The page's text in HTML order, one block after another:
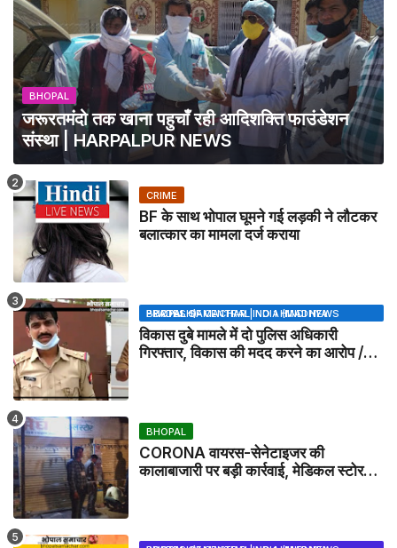
BHOPAL
जरूरतमंदो तक खाना पहुचाँ रही आदिशक्ति फाउंडेशन
संस्था | HARPALPUR NEWS
CRIME
BF के साथ भोपाल घूमने गई लड़की ने लौटकर
बलात्कार का मामला दर्ज कराया
BHOPAL SAMACHAR | NO 1 HINDI NEWS PORTAL OF CENTRAL INDIA (MADHYA PRADESH)
विकास दुबे मामले में दो पुलिस अधिकारी
गिरफ्तार, विकास की मदद करने का आरोप /
BHOPAL
CORONA वायरस-सेनेटाइजर की
कालाबाजारी पर बड़ी कार्रवाई, मेडिकल स्टोर